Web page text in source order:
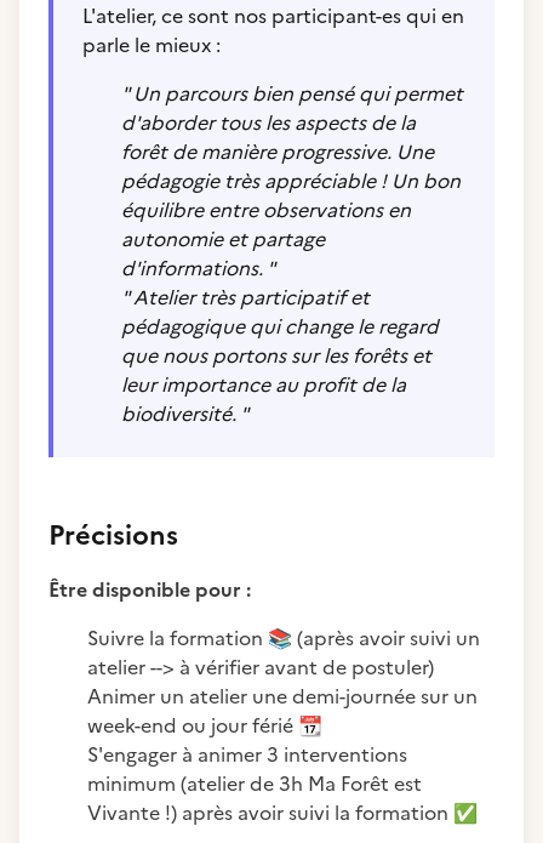
L'atelier, ce sont nos participant-es qui en
parle le mieux :
" Un parcours bien pensé qui permet
d'aborder tous les aspects de la
forêt de manière progressive. Une
pédagogie très appréciable ! Un bon
équilibre entre observations en
autonomie et partage
d'informations. "
" Atelier très participatif et
pédagogique qui change le regard
que nous portons sur les forêts et
leur importance au profit de la
biodiversité. "
Précisions
Être disponible pour :
Suivre la formation 📚 (après avoir suivi un
atelier --> à vérifier avant de postuler)
Animer un atelier une demi-journée sur un
week-end ou jour férié 📆
S'engager à animer 3 interventions
minimum (atelier de 3h Ma Forêt est
Vivante !) après avoir suivi la formation ✅